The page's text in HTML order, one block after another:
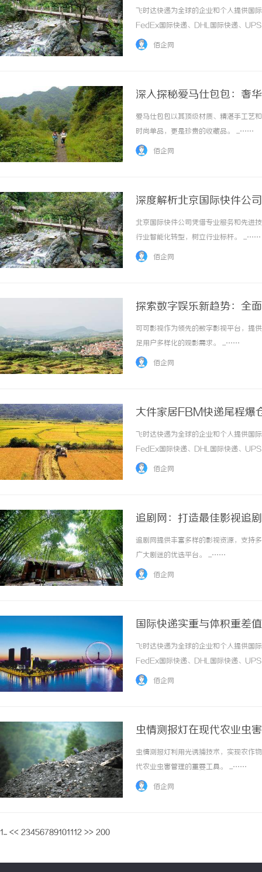
飞时达快递为全球的企业和个人提供国
FedEx国际快递、DHL国际快递、
务。欧洲.美洲.非洲.东南亚促销价格
佰企网
深入探秘爱马仕包包：奢
爱马仕包包以其顶级材质、精湛手工艺
时尚单品，更是珍贵的收藏品。 ...……
佰企网
深度解析北京国际快件公
北京国际快件公司凭借专业服务和先进
行业智能化转型，树立行业标杆。 ...……
佰企网
探索数字娱乐新趋势：全
可可影视作为领先的数字影视平台，提
足用户多样化的观影需求。 ...……
佰企网
大件家居FBM快递尾程爆
格_上飞时达快递官网
飞时达快递为全球的企业和个人提供国
FedEx国际快递、DHL国际快递、
务。大件家居FBM自发货旺季极易遇到
佰企网
追剧网：打造最佳影视追
追剧网提供丰富多样的影视资源，支持
广大剧迷的优选平台。 ...……
佰企网
国际快递实重与体积重差
格_上飞时达快递官网
飞时达快递为全球的企业和个人提供国
FedEx国际快递、DHL国际快递、
务。做跨境电商国际快递发货，绝大多
佰企网
虫情测报灯在现代农业虫
虫情测报灯利用光诱捕技术，实现农作
代农业虫害管理的重要工具。 ...……
佰企网
1... << 23456789101112 >> 200